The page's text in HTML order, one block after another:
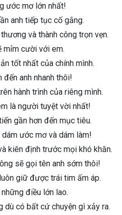
ước mơ lớn nhất!
anh tiếp tục cố gắng.
và thành công trọn vẹn.
mỉm cười với em.
tốt nhất của chính mình.
đến anh nhanh thôi!
hành trình của riêng mình.
là người tuyệt vời nhất!
gần hơn đến mục tiêu.
dám ước mơ và dám làm!
kiên định trước mọi khó khăn.
sẽ gọi tên anh sớm thôi!
giữ được trái tim ấm áp.
điều lớn lao.
dù có bất cứ chuyện gì xảy ra.